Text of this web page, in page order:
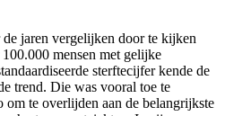
jaren vergelijken door te kijken
mensen met gelijke
sterftecijfer kende de
trend. Die was vooral toe te
om te overlijden aan de belangrijkste